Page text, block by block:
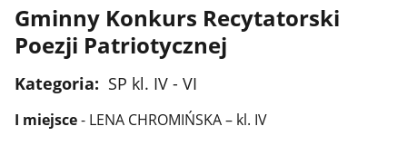
Gminny Konkurs Recytatorski
Poezji Patriotycznej
Kategoria: SP kl. IV - VI
I miejsce- LENA CHROMIŃSKA – kl. IV